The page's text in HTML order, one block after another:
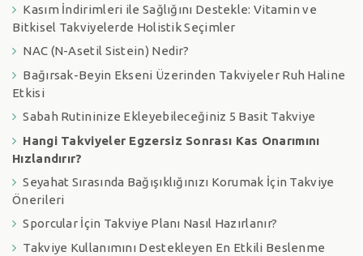
Kasım İndirimleri ile Sağlığını Destekle: Vitamin ve
Bitkisel Takviyelerde Holistik Seçimler
NAC (N-Asetil Sistein) Nedir?
Bağırsak-Beyin Ekseni Üzerinden Takviyeler Ruh Haline
Etkisi
Sabah Rutininize Ekleyebileceğiniz 5 Basit Takviye
Hangi Takviyeler Egzersiz Sonrası Kas Onarımını
Hızlandırır?
Seyahat Sırasında Bağışıklığınızı Korumak İçin Takviye
Önerileri
Sporcular İçin Takviye Planı Nasıl Hazırlanır?
Takviye Kullanımını Destekleyen En Etkili Beslenme